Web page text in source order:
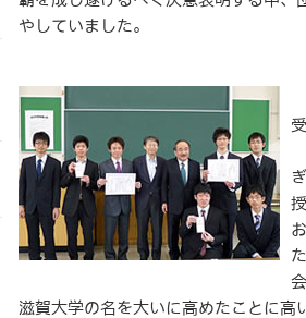
やしていました。
滋賀大学の名を大いに高めたことに高